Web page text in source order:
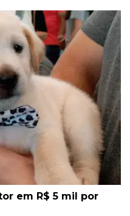
em R$ 5 mil por